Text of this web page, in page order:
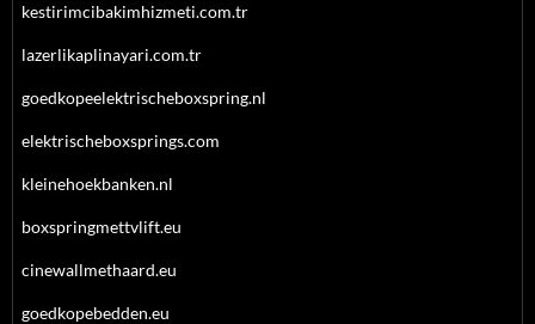
kestirimcibakimhizmeti.com.tr
lazerlikaplinayari.com.tr
goedkopeelektrischeboxspring.nl
elektrischeboxsprings.com
kleinehoekbanken.nl
boxspringmettvlift.eu
cinewallmethaard.eu
goedkopebedden.eu